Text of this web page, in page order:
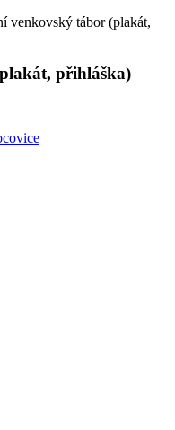
venkovský tábor (plakát,
přihláška)